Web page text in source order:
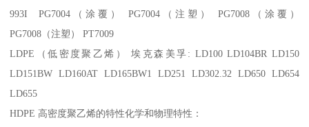
993I PG7004 （涂覆）PG7004 （注塑） PG7008（涂覆）
PG7008 （注塑）
PT7009
LDPE （低密度聚乙烯） 埃克森美孚 : LD100 LD104BR LD150
LD151BW LD160AT LD165BW1 LD251 LD302.32 LD650 LD654
LD655
HDPE高密度聚乙烯的特性化学和物理特性：